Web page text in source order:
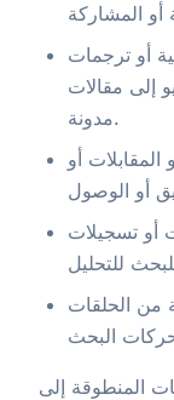
أو ترجمات
إلى مقالات
مدونة.
أو
أو تسجيلات
من الحلقات
المنطوقة إلى